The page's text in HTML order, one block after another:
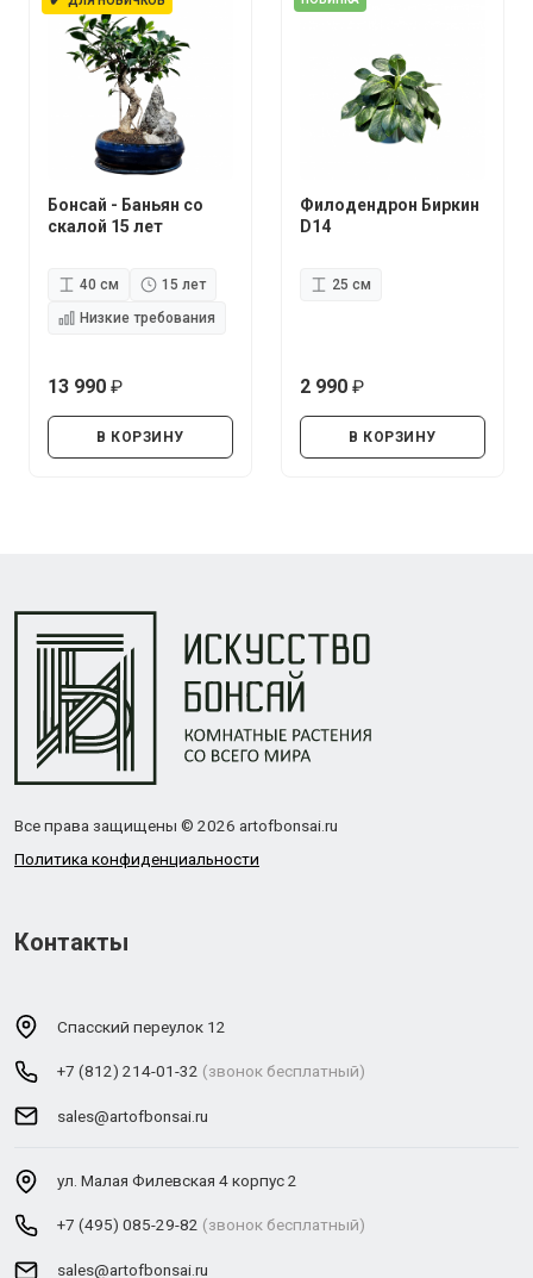
Бонсай - Баньян со
скалой 15 лет
40 см
15 лет
Низкие требования
13 990
В КОРЗИНУ
Филодендрон Биркин
D14
25 см
2 990
В КОРЗИНУ
Все права защищены © 2026 artofbonsai.ru
Политика конфиденциальности
Контакты
Спасский переулок 12
+7 (812) 214-01-32 (звонок бесплатный)
sales@artofbonsai.ru
ул. Малая Филевская 4 корпус 2
+7 (495) 085-29-82 (звонок бесплатный)
sales@artofbonsai.ru